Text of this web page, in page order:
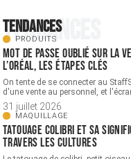
Tendances
Tendances
PRODUITS
Mot de passe oublié sur la
L’Oréal, les étapes clés
On tente de se connecter au
d'une vente au personnel, et
31 juillet 2026
MAQUILLAGE
Tatouage colibri et sa
travers les cultures